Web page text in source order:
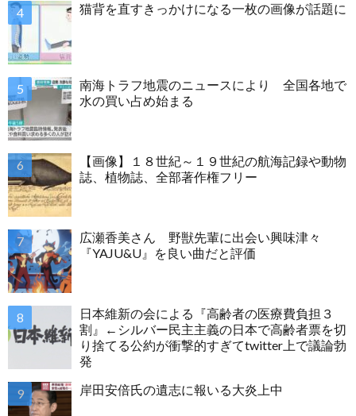
猫背を直すきっかけになる一枚の画像が話題に
南海トラフ地震のニュースにより 全国各地で
水の買い占め始まる
【画像】１８世紀～１９世紀の航海記録や動物
誌、植物誌、全部著作権フリー
広瀬香美さん 野獣先輩に出会い興味津々
『YAJU&U』を良い曲だと評価
日本維新の会による『高齢者の医療費負担３
割』←シルバー民主主義の日本で高齢者票を切
り捨てる公約が衝撃的すぎてtwitter上で議論勃
発
岸田安倍氏の遺志に報いる大炎上中